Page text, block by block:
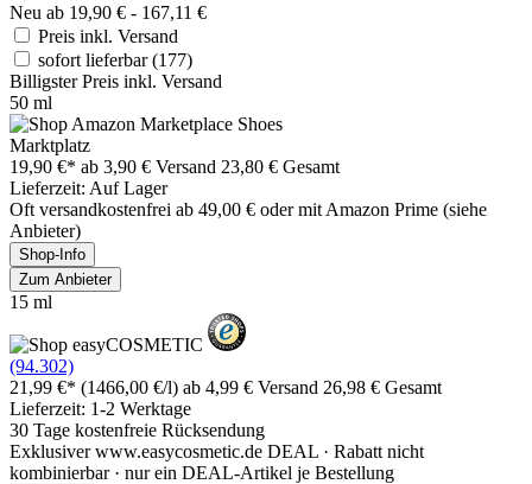
Neu ab 19,90 € - 167,11 €
Preis inkl. Versand
sofort lieferbar(177)
Billigster Preis inkl. Versand
50 ml
Marktplatz
19,90 €* ab 3,90 € Versand 23,80 € Gesamt
Lieferzeit: Auf Lager
Oft versandkostenfrei ab 49,00 € oder mit Amazon Prime (siehe
Anbieter)
Shop-Info
Zum Anbieter
15 ml
(94.302)
21,99 €* (1466,00 €/l) ab 4,99 € Versand 26,98 € Gesamt
Lieferzeit: 1-2 Werktage
30 Tage kostenfreie Rücksendung
Exklusiver www.easycosmetic.de DEAL · Rabatt nicht
kombinierbar · nur ein DEAL-Artikel je Bestellung